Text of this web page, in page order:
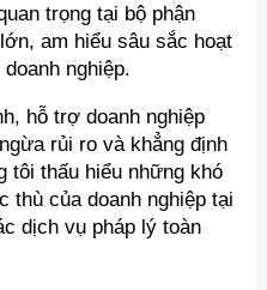
trọng tại bộ phận
am hiểu sâu sắc hoạt
nghiệp.
hỗ trợ doanh nghiệp
rủi ro và khẳng định
tôi thấu hiểu những khó
thù của doanh nghiệp tại
dịch vụ pháp lý toàn